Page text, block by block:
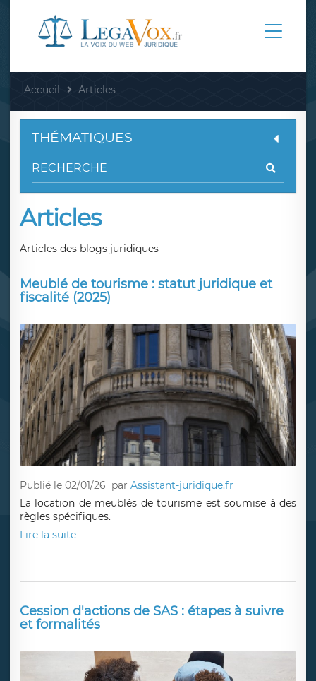
Accueil Articles
Articles
Articles des blogs juridiques
Meublé de tourisme : statut juridique et
fiscalité (2025)
Publié le 02/01/26 parAssistant-juridique.fr
La location de meublés de tourisme est soumise à des
règles spécifiques.
Lire la suite
Cession d'actions de SAS : étapes à suivre
et formalités
THÉMATIQUES